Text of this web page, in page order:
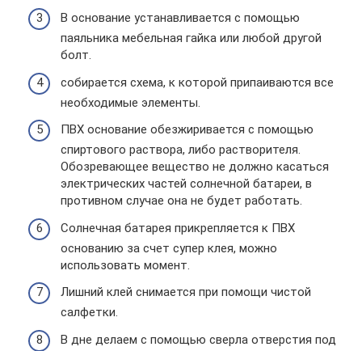
В основание устанавливается с помощью
паяльника мебельная гайка или любой другой
болт.
собирается схема, к которой припаиваются все
необходимые элементы.
ПВХ основание обезжиривается с помощью
спиртового раствора, либо растворителя.
Обозревающее вещество не должно касаться
электрических частей солнечной батареи, в
противном случае она не будет работать.
Солнечная батарея прикрепляется к ПВХ
основанию за счет супер клея, можно
использовать момент.
Лишний клей снимается при помощи чистой
салфетки.
В дне делаем с помощью сверла отверстия под